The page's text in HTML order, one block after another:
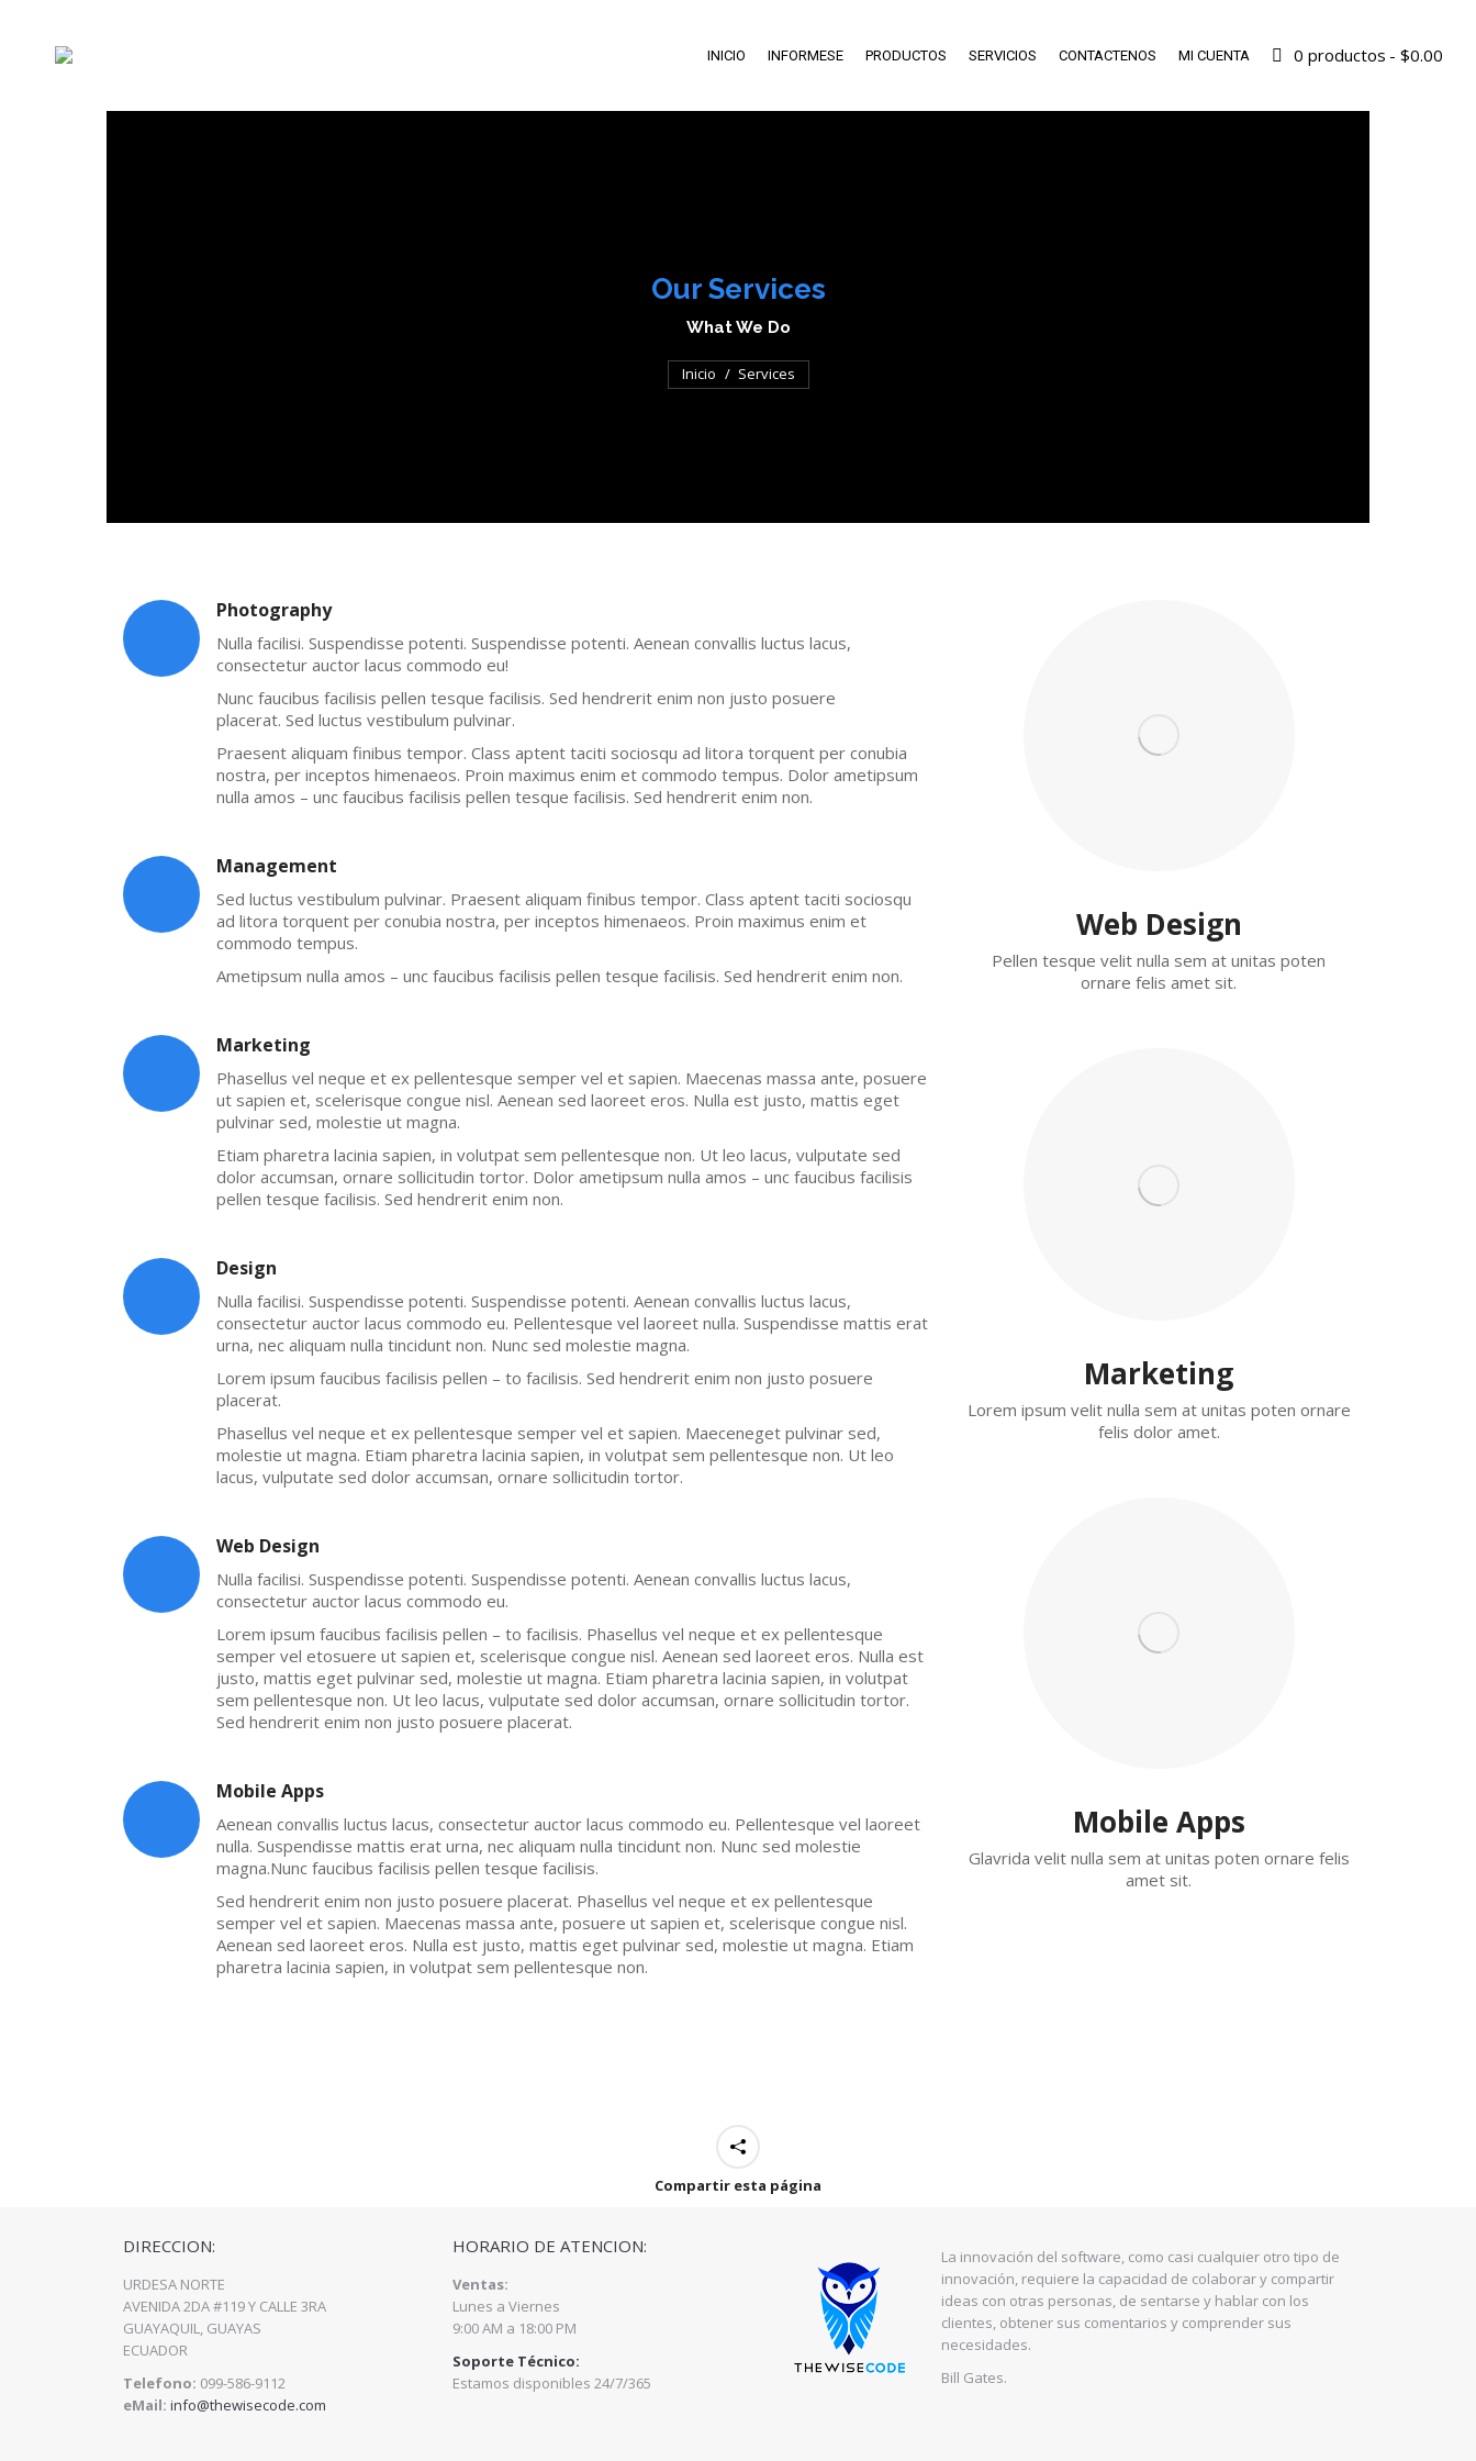
INICIO INFORMESE PRODUCTOS SERVICIOS CONTACTENOS MI CUENTA 0 productos $0.00
Our Services
What We Do
Estás aquí:
Inicio Services
Photography
Nulla facilisi. Suspendisse potenti. Suspendisse potenti. Aenean convallis luctus lacus,
consectetur auctor lacus commodo eu!
Nunc faucibus facilisis pellen tesque facilisis. Sed hendrerit enim non justo posuere
placerat. Sed luctus vestibulum pulvinar.
Praesent aliquam finibus tempor. Class aptent taciti sociosqu ad litora torquent per conubia
nostra, per inceptos himenaeos. Proin maximus enim et commodo tempus. Dolor ametipsum
nulla amos – unc faucibus facilisis pellen tesque facilisis. Sed hendrerit enim non.
Management
Sed luctus vestibulum pulvinar. Praesent aliquam finibus tempor. Class aptent taciti sociosqu
ad litora torquent per conubia nostra, per inceptos himenaeos. Proin maximus enim et
commodo tempus.
Ametipsum nulla amos – unc faucibus facilisis pellen tesque facilisis. Sed hendrerit enim non.
Marketing
Phasellus vel neque et ex pellentesque semper vel et sapien. Maecenas massa ante, posuere
ut sapien et, scelerisque congue nisl. Aenean sed laoreet eros. Nulla est justo, mattis eget
pulvinar sed, molestie ut magna.
Etiam pharetra lacinia sapien, in volutpat sem pellentesque non. Ut leo lacus, vulputate sed
dolor accumsan, ornare sollicitudin tortor. Dolor ametipsum nulla amos – unc faucibus facilisis
pellen tesque facilisis. Sed hendrerit enim non.
Design
Nulla facilisi. Suspendisse potenti. Suspendisse potenti. Aenean convallis luctus lacus,
consectetur auctor lacus commodo eu. Pellentesque vel laoreet nulla. Suspendisse mattis erat
urna, nec aliquam nulla tincidunt non. Nunc sed molestie magna.
Lorem ipsum faucibus facilisis pellen – to facilisis. Sed hendrerit enim non justo posuere
placerat.
Phasellus vel neque et ex pellentesque semper vel et sapien. Maeceneget pulvinar sed,
molestie ut magna. Etiam pharetra lacinia sapien, in volutpat sem pellentesque non. Ut leo
lacus, vulputate sed dolor accumsan, ornare sollicitudin tortor.
Web Design
Nulla facilisi. Suspendisse potenti. Suspendisse potenti. Aenean convallis luctus lacus,
consectetur auctor lacus commodo eu.
Lorem ipsum faucibus facilisis pellen – to facilisis. Phasellus vel neque et ex pellentesque
semper vel etosuere ut sapien et, scelerisque congue nisl. Aenean sed laoreet eros. Nulla est
justo, mattis eget pulvinar sed, molestie ut magna. Etiam pharetra lacinia sapien, in volutpat
sem pellentesque non. Ut leo lacus, vulputate sed dolor accumsan, ornare sollicitudin tortor.
Sed hendrerit enim non justo posuere placerat.
Mobile Apps
Aenean convallis luctus lacus, consectetur auctor lacus commodo eu. Pellentesque vel laoreet
nulla. Suspendisse mattis erat urna, nec aliquam nulla tincidunt non. Nunc sed molestie
magna.Nunc faucibus facilisis pellen tesque facilisis.
Sed hendrerit enim non justo posuere placerat. Phasellus vel neque et ex pellentesque
semper vel et sapien. Maecenas massa ante, posuere ut sapien et, scelerisque congue nisl.
Aenean sed laoreet eros. Nulla est justo, mattis eget pulvinar sed, molestie ut magna. Etiam
pharetra lacinia sapien, in volutpat sem pellentesque non.
Web Design
Pellen tesque velit nulla sem at unitas poten
ornare felis amet sit.
Marketing
Lorem ipsum velit nulla sem at unitas poten ornare
felis dolor amet.
Mobile Apps
Glavrida velit nulla sem at unitas poten ornare felis
amet sit.
Compartir esta página
DIRECCION:
URDESA NORTE
AVENIDA 2DA #119 Y CALLE 3RA
GUAYAQUIL, GUAYAS
ECUADOR
Telefono: 099-586-9112
eMail: info@thewisecode.com
HORARIO DE ATENCION:
Ventas:
Lunes a Viernes
9:00 AM a 18:00 PM
Soporte Técnico:
Estamos disponibles 24/7/365
La innovación del software, como casi cualquier otro tipo de
innovación, requiere la capacidad de colaborar y compartir
ideas con otras personas, de sentarse y hablar con los
clientes, obtener sus comentarios y comprender sus
necesidades.
Bill Gates.